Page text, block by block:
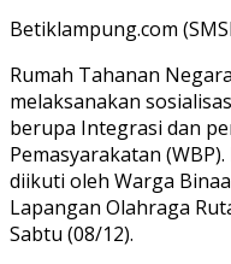
Betiklampung.com
Rumah Tahanan
melaksanakan
berupa Integrasi dan
Pemasyarakatan
diikuti oleh Warga
Lapangan Olahraga
Sabtu (08/12).